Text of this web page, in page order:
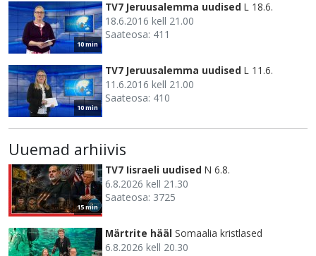
10 min
TV7 Jeruusalemma uudised L 18.6.
18.6.2016 kell 21.00
Saateosa: 411
10 min
TV7 Jeruusalemma uudised L 11.6.
11.6.2016 kell 21.00
Saateosa: 410
Uuemad arhiivis
15 min
TV7 Iisraeli uudised N 6.8.
6.8.2026 kell 21.30
Saateosa: 3725
Märtrite hääl Somaalia kristlased
6.8.2026 kell 20.30